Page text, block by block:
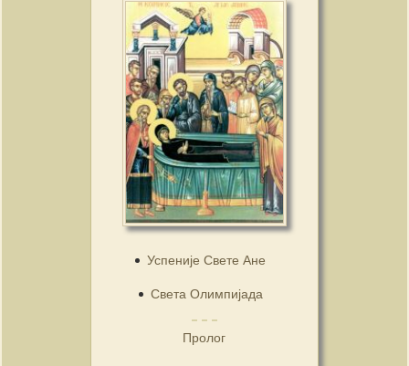
Успеније Свете Ане
Света Олимпијада
Пролог